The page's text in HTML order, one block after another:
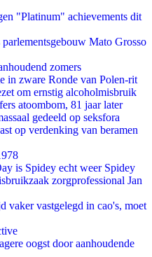
"Platinum" achievements dit
Mato Grosso
zomers
in zware Ronde van Polen-rit
om ernstig alcoholmisbruik
atoombom, 81 jaar later
gedeeld op seksfora
op verdenking van beramen
is Spidey echt weer Spidey
zorgprofessional Jan
vaker vastgelegd in cao's, moet
oogst door aanhoudende